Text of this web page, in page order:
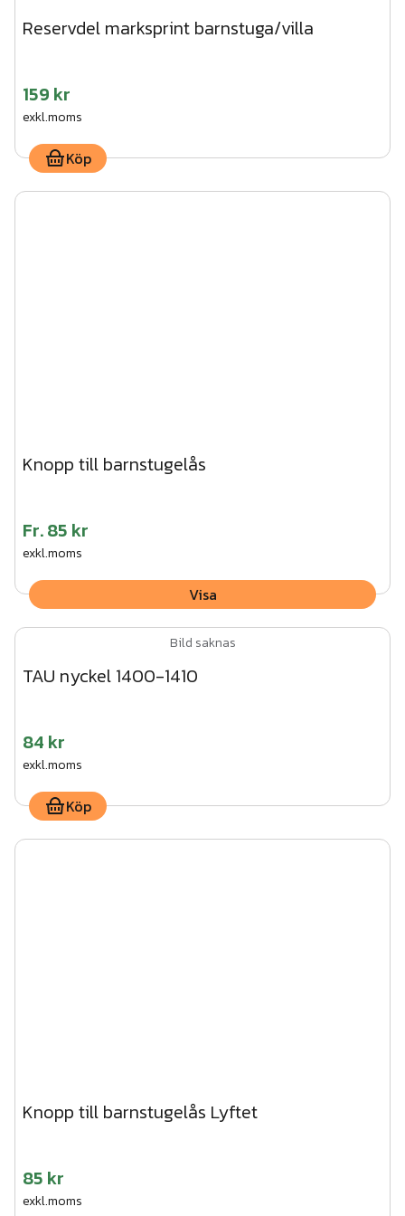
Reservdel marksprint barnstuga/villa
159 kr
exkl.moms
Köp
Knopp till barnstugelås
Fr.85 kr
exkl.moms
Visa
Bild saknas
TAU nyckel 1400-1410
84 kr
exkl.moms
Köp
Knopp till barnstugelås Lyftet
85 kr
exkl.moms